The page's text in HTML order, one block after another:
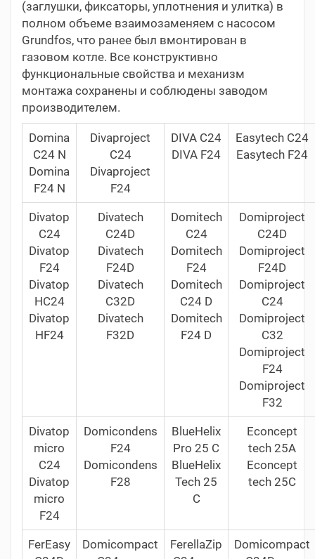
(заглушки, фиксаторы, уплотнения и улитка) в
полном объеме взаимозаменяем с насосом
Grundfos, что ранее был вмонтирован в
газовом котле. Все конструктивно
функциональные свойства и механизм
монтажа сохранены и соблюдены заводом
производителем.
Domina
C24 N
Domina
F24 N
Divaproject
C24
Divaproject
F24
DIVA C24
DIVA F24
Easytech C24
Easytech F24
Divatop
С24
Divatop
F24
Divatop
HС24
Divatop
HF24
Divatech
C24D
Divatech
F24D
Divatech
C32D
Divatech
F32D
Domitech
C24
Domitech
F24
Domitech
C24 D
Domitech
F24 D
Domiproject
C24D
Domiproject
F24D
Domiproject
C24
Domiproject
C32
Domiproject
F24
Domiproject
F32
Divatop
micro
C24
Divatop
micro
F24
Domicondens
F24
Domicondens
F28
BlueHelix
Pro 25 C
BlueHelix
Tech 25
C
Econcept
tech 25A
Econcept
tech 25С
FerEasy
Domicompact
FerellaZip
Domicompact